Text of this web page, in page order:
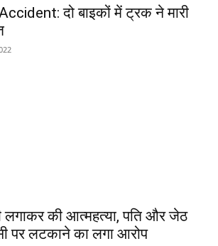
दो बाइकों में ट्रक ने मारी
लगाकर की आत्महत्या, पति और जेठ
पर लटकाने का लगा आरोप